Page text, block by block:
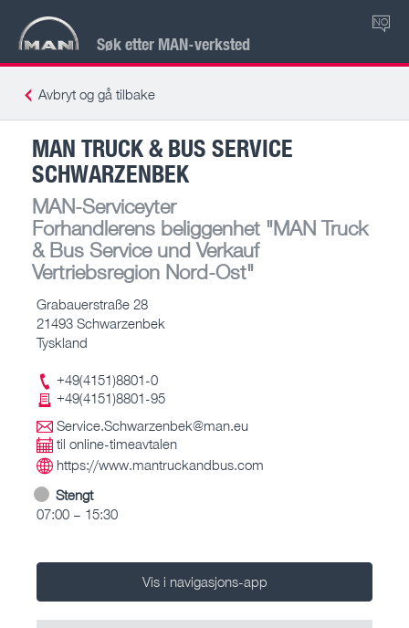
Søk etter MAN-verksted
NO
Avbryt og gå tilbake
MAN TRUCK & BUS SERVICE
SCHWARZENBEK
MAN-Serviceyter
Forhandlerens beliggenhet "MAN Truck
& Bus Service und Verkauf
Vertriebsregion Nord-Ost"
Grabauerstraße 28
21493 Schwarzenbek
Tyskland
+49(4151)8801-0
+49(4151)8801-95
Service.Schwarzenbek@man.eu
til online-timeavtalen
https://www.mantruckandbus.com
Stengt
07:00 – 15:30
Vis i navigasjons-app